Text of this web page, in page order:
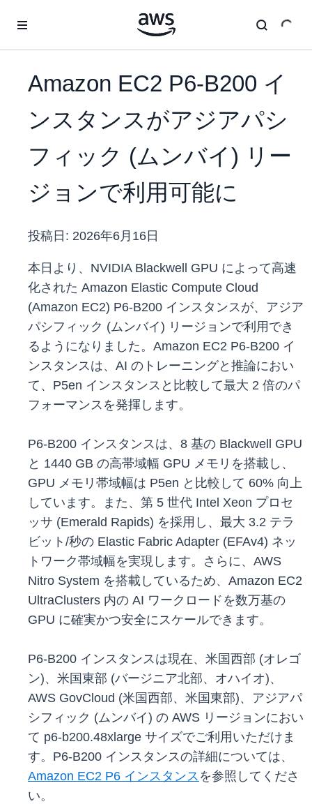
Amazon EC2 P6-B200 イ
ンスタンスがアジアパシ
フィック (ムンバイ) リー
ジョンで利用可能に
投稿日: 2026年6月16日
本日より、NVIDIA Blackwell GPU によって高速
化された Amazon Elastic Compute Cloud
(Amazon EC2) P6-B200 インスタンスが、アジア
パシフィック (ムンバイ) リージョンで利用でき
るようになりました。Amazon EC2 P6-B200 イ
ンスタンスは、AI のトレーニングと推論におい
て、P5en インスタンスと比較して最大 2 倍のパ
フォーマンスを発揮します。
P6-B200 インスタンスは、8 基の Blackwell GPU
と 1440 GB の高帯域幅 GPU メモリを搭載し、
GPU メモリ帯域幅は P5en と比較して 60% 向上
しています。また、第 5 世代 Intel Xeon プロセ
ッサ (Emerald Rapids) を採用し、最大 3.2 テラ
ビット/秒の Elastic Fabric Adapter (EFAv4) ネッ
トワーク帯域幅を実現します。さらに、AWS
Nitro System を搭載しているため、Amazon EC2
UltraClusters 内の AI ワークロードを数万基の
GPU に確実かつ安全にスケールできます。
P6-B200 インスタンスは現在、米国西部 (オレゴ
ン)、米国東部 (バージニア北部、オハイオ)、
AWS GovCloud (米国西部、米国東部)、アジアパ
シフィック (ムンバイ) の AWS リージョンにおい
て p6-b200.48xlarge サイズでご利用いただけま
す。P6-B200 インスタンスの詳細については、
Amazon EC2 P6 インスタンス を参照してくださ
い。